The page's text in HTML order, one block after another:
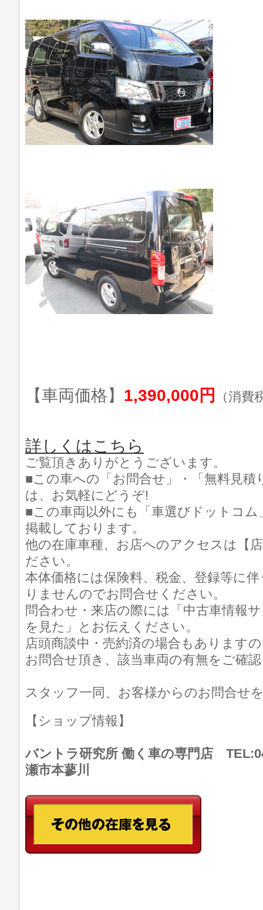
【車両価格】 1,390,000円 （消費
詳しくはこちら
ご覧頂きありがとうございます。
■この車への「お問合せ」・「無料見積
は、お気軽にどうぞ!
■この車両以外にも「車選びドットコ
掲載しております。
他の在庫車種、お店へのアクセスは【
ださい。
本体価格には保険料、税金、登録等に
りませんのでお問合せください。
問合わせ・来店の際には「中古車情報
を見た」とお伝えください。
店頭商談中・売約済の場合もあります
お問合せ頂き、該当車両の有無をご確
スタッフ一同、お客様からのお問合せ
【ショップ情報】
バントラ研究所 働く車の専門店
瀬市本蓼川